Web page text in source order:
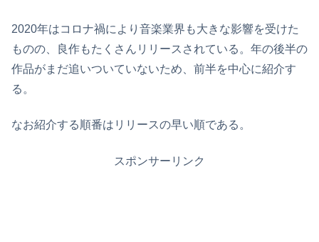
2020年はコロナ禍により音楽業界も大きな影響を受けた
ものの、良作もたくさんリリースされている。年の後半の
作品がまだ追いついていないため、前半を中心に紹介す
る。
なお紹介する順番はリリースの早い順である。
スポンサーリンク